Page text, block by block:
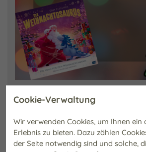
Ein letztes Mal für 2025!Wir freuen uns sehr
unseren Vorlese- und Bastelnachmittag
Weitere Informationen
Cookie-Verwaltung
Wir verwenden Cookies, um Ihnen ein
Erlebnis zu bieten. Dazu zählen
der Seite notwendig sind und solche,